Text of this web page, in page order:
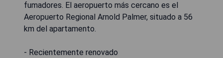
fumadores. El aeropuerto más cercano es el
Aeropuerto Regional Arnold Palmer, situado a 56
km del apartamento.
- Recientemente renovado